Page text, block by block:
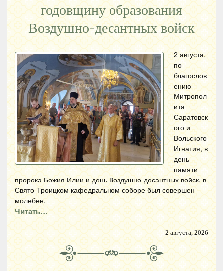
годовщину образования
Воздушно-десантных войск
2 августа,
по
благослов
ению
Митропол
ита
Саратовск
ого и
Вольского
Игнатия, в
день
памяти
пророка Божия Илии и день Воздушно-десантных войск, в
Свято-Троицком кафедральном соборе был совершен
молебен.
Читать…
2 августа, 2026